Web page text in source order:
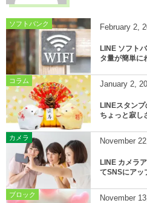
ソフトバンク February 2
LINE ソフト
タ量が簡単に
コラム January 2
LINEスタン
ちょっと寂し
カメラ November 22
LINE カメラ
てSNSにアッ
ブロック November 13